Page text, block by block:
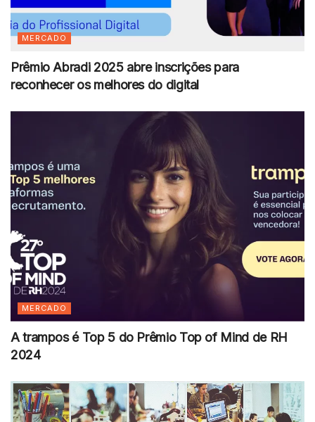
MERCADO
Prêmio Abradi 2025 abre inscrições para
reconhecer os melhores do digital
MERCADO
A trampos é Top 5 do Prêmio Top of Mind de RH
2024